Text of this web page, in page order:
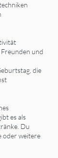
Freunden und
die
es als
Du
oder weitere